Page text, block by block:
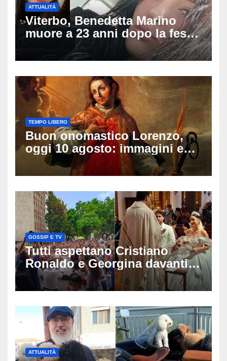
ATTUALITÀ
Viterbo, Benedetta Marino
muore a 23 anni dopo la festa
di compleanno: trovata senza
vita nell’ex consorzio, è giallo
TEMPO LIBERO
Buon onomastico Lorenzo,
oggi 10 agosto: immagini e
gif di auguri da condividere
sui social
GOSSIP E TV
Tutti aspettano Cristiano
Ronaldo e Georgina davanti
alla cattedrale: ma il
matrimonio era di un’altra
ATTUALITÀ